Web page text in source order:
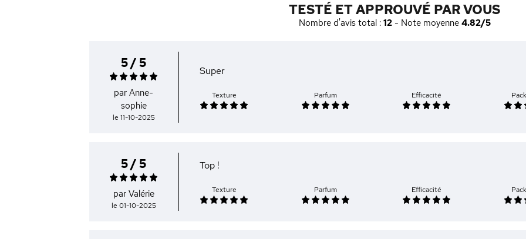
TESTÉ ET APPROUVÉ PAR VOUS
Nombre d'avis total : 12- Note moyenne 4.82/5
5 / 5
par Anne-
sophie
le 11-10-2025
Super
Texture Parfum Efficacité
5 / 5
par Valérie
le 01-10-2025
Top !
Texture Parfum Efficacité